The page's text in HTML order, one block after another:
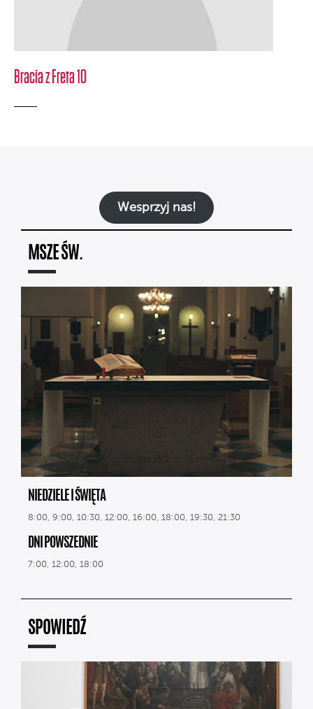
Bracia z Freta 10
Wesprzyj nas!
MSZE ŚW.
NIEDZIELE I ŚWIĘTA
8:00, 9:00, 10:30, 12:00, 16:00, 18:00, 19:30, 21:30
DNI POWSZEDNIE
7:00, 12:00, 18:00
SPOWIEDŹ